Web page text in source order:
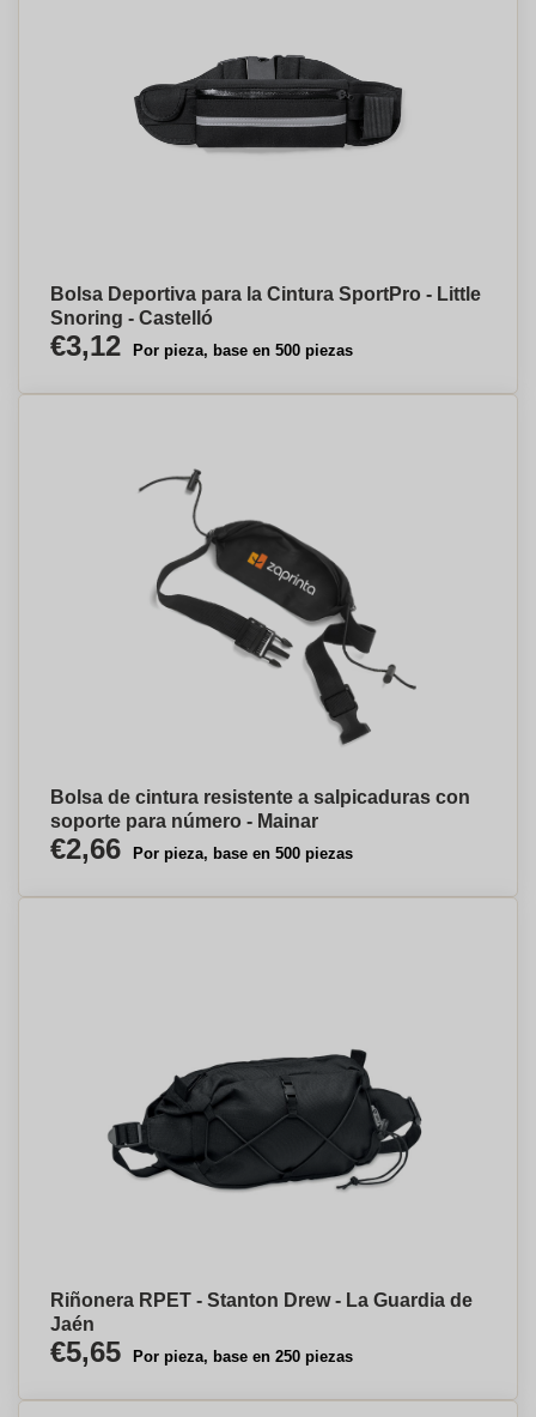
Bolsa Deportiva para la Cintura SportPro - Little
Snoring - Castelló
€3,12 Por pieza, base en 500 piezas
Bolsa de cintura resistente a salpicaduras con
soporte para número - Mainar
€2,66 Por pieza, base en 500 piezas
Riñonera RPET - Stanton Drew - La Guardia de
Jaén
€5,65 Por pieza, base en 250 piezas